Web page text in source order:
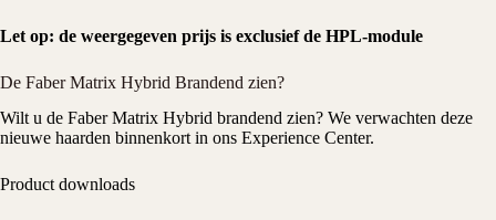
Let op: de weergegeven prijs is exclusief de HPL-module
De Faber Matrix Hybrid Brandend zien?
Wilt u de Faber Matrix Hybrid brandend zien? We verwachten deze
nieuwe haarden binnenkort in ons Experience Center.
Product downloads